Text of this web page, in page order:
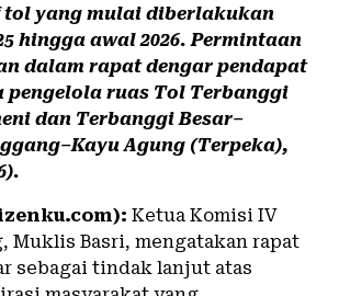
yang mulai diberlakukan
hingga awal 2026. Permintaan
dalam rapat dengar pendapat
pengelola ruas Tol Terbanggi
dan Terbanggi Besar–
Agung (Terpeka),
Ketua Komisi IV
Muklis Basri, mengatakan rapat
sebagai tindak lanjut atas